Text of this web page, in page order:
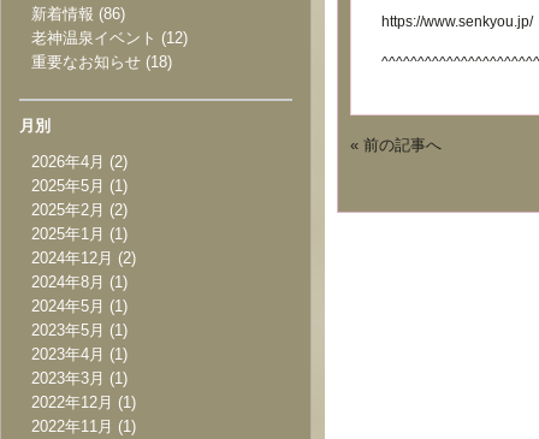
https://www.senkyou.jp/
« 前の記事へ
新着情報 (86)
老神温泉イベント (12)
重要なお知らせ (18)
月別
2026年4月 (2)
2025年5月 (1)
2025年2月 (2)
2025年1月 (1)
2024年12月 (2)
2024年8月 (1)
2024年5月 (1)
2023年5月 (1)
2023年4月 (1)
2023年3月 (1)
2022年12月 (1)
2022年11月 (1)